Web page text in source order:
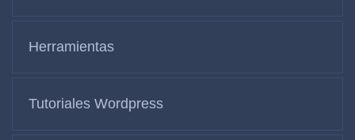
Herramientas
Tutoriales Wordpress